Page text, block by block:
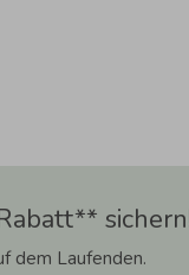
dem Laufenden.